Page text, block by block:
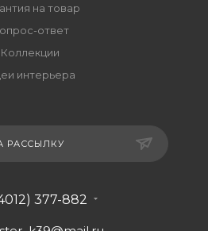
на товар
ответ
Коллекции
интерьера
РАССЫЛКУ
377-882